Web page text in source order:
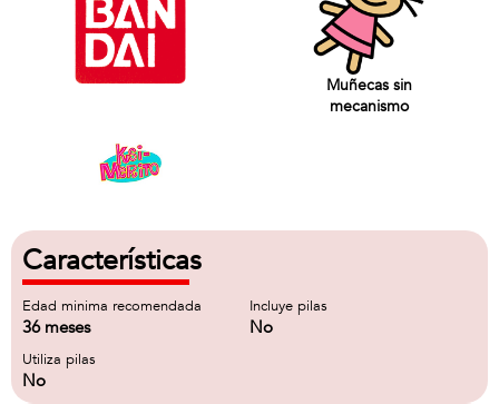
Muñecas sin
mecanismo
Características
Edad minima recomendada
36 meses
Incluye pilas
No
Utiliza pilas
No